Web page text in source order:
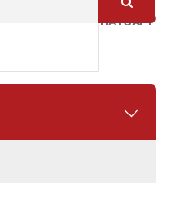
WHATSAPP